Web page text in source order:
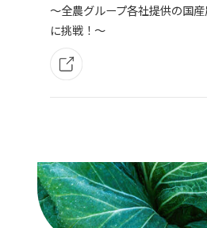
～全農グループ各社提供の国
に挑戦！～